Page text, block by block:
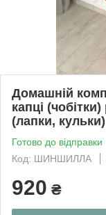
Домашній
капці
(лапки, кульки)
Готово до відправки
Код: ШИНШИЛЛА
920 ₴